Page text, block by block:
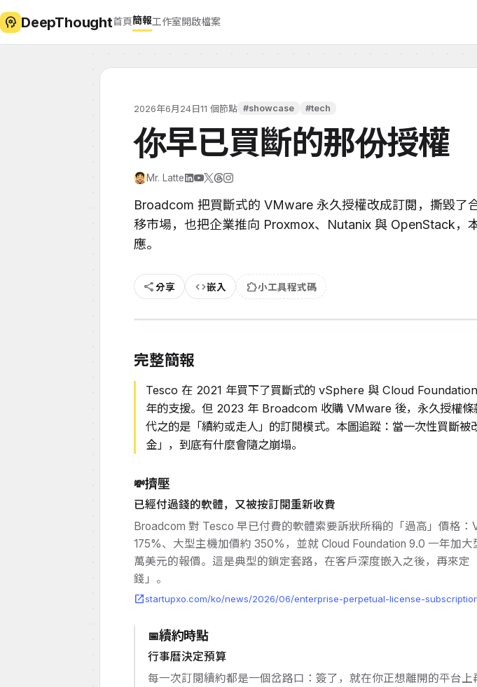
psychology DeepThought首頁簡報工作室開啟檔案
2026年6月24日 11 個節點 #showcase #tech
你早已買斷的那份授權
Mr. Latte
Broadcom 把買斷式的 VMware 永久授權改成訂閱，撕毀了
移市場，也把企業推向 Proxmox、Nutanix 與 OpenStack，
應。
share分享 code嵌入 extension小工具程式碼
完整簡報
Tesco 在 2021 年買下了買斷式的 vSphere 與 Cloud
年的支援。但 2023 年 Broadcom 收購 VMware 後，永久授權條
代之的是「續約或走人」的訂閱模式。本圖追蹤：當一次性買斷被
金」，到底有什麼會隨之崩塌。
💸擠壓
已經付過錢的軟體，又被按訂閱重新收費
Broadcom 對 Tesco 早已付費的軟體索要訴狀所稱的「過高」價格：
175%、大型主機加價約 350%，並就 Cloud Foundation 9.0 一年加
萬美元的報價。這是典型的鎖定套路，在客戶深度嵌入之後，再來定
錢」。
open_in_newstartupxo.com/ko/news/2026/06/enterprise-perpetual-license-
📅續約時點
行事曆決定預算
每一次訂閱續約都是一個岔路口：簽了，就在你正想離開的平台上